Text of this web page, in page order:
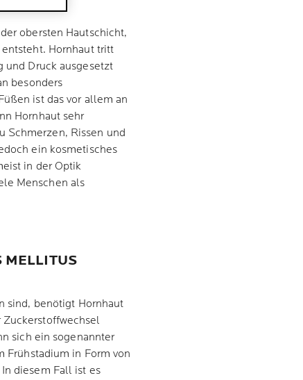
obersten Hautschicht,
Hornhaut tritt
und Druck ausgesetzt
besonders
ist das vor allem an
Hornhaut sehr
Schmerzen, Rissen und
ein kosmetisches
in der Optik
Menschen als
sind, benötigt Hornhaut
sich ein sogenannter
Frühstadium in Form von
diesem Fall ist es